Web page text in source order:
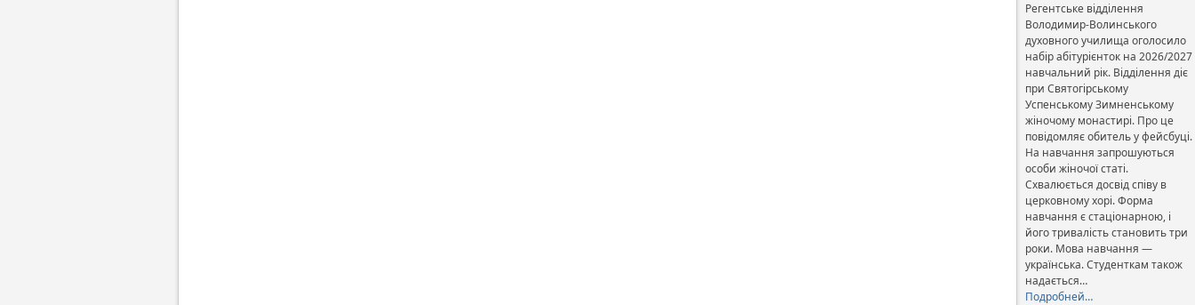
Регентське відділення
Володимир-Волинського
духовного училища оголосило
набір абітурієнток на 2026/2027
навчальний рік. Відділення діє
при Святогірському
Успенському Зимненському
жіночому монастирі. Про це
повідомляє обитель у фейсбуці.
На навчання запрошуються
особи жіночої статі.
Схвалюється досвід співу в
церковному хорі. Форма
навчання є стаціонарною, і
його тривалість становить три
роки. Мова навчання —
українська. Студенткам також
надається…
Подробней…